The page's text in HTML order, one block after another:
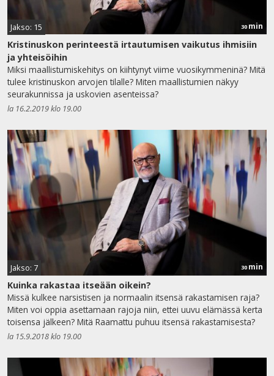
Jakso: 15 30 min
Kristinuskon perinteestä irtautumisen vaikutus ihmisiin
ja yhteisöihin
Miksi maallistumiskehitys on kiihtynyt viime vuosikymmeninä? Mitä
tulee kristinuskon arvojen tilalle? Miten maallistumien näkyy
seurakunnissa ja uskovien asenteissa?
la 16.2.2019 klo 19.00
Jakso: 7 30 min
Kuinka rakastaa itseään oikein?
Missä kulkee narsistisen ja normaalin itsensä rakastamisen raja?
Miten voi oppia asettamaan rajoja niin, ettei uuvu elämässä kerta
toisensa jälkeen? Mitä Raamattu puhuu itsensä rakastamisesta?
la 15.9.2018 klo 19.00